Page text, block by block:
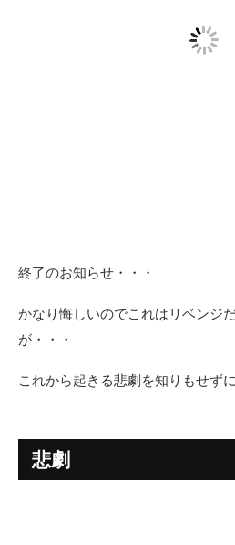
終了のお知らせ・・・
かなり悔しいのでこれはリベンジ
が・・・
これから起きる悲劇を知りもせず
悲劇